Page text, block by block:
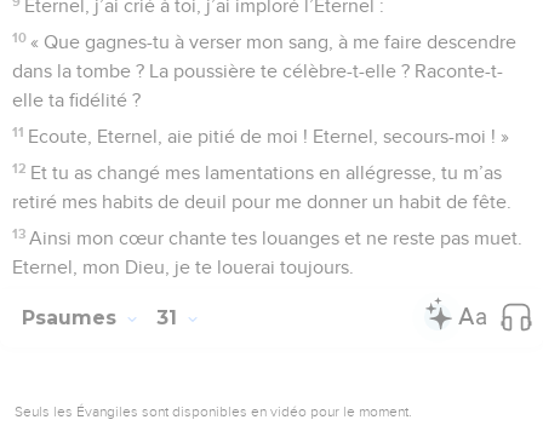
Eternel, j’ai crié à toi, j’ai imploré l’Eternel :
10 « Que gagnes-tu à verser mon sang, à me faire descendre
dans la tombe ? La poussière te célèbre-t-elle ? Raconte-t-
elle ta fidélité ?
11 Ecoute, Eternel, aie pitié de moi ! Eternel, secours-moi ! »
12 Et tu as changé mes lamentations en allégresse, tu m’as
retiré mes habits de deuil pour me donner un habit de fête.
13 Ainsi mon cœur chante tes louanges et ne reste pas muet.
Eternel, mon Dieu, je te louerai toujours.
Psaumes 31
Seuls les Évangiles sont disponibles en vidéo pour le moment.